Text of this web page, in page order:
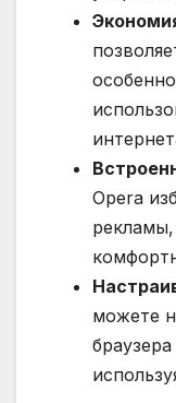
Opera
можете